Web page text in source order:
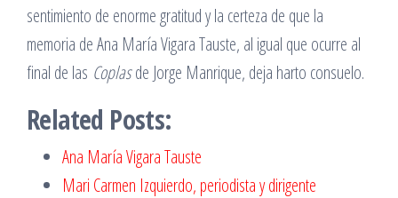
sentimiento de enorme gratitud y la certeza de que la
memoria de Ana María Vigara Tauste, al igual que ocurre al
final de las Coplasde Jorge Manrique, deja harto consuelo.
Related Posts:
Ana María Vigara Tauste
Mari Carmen Izquierdo, periodista y dirigente